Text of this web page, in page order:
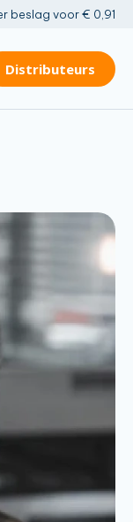
beslag voor € 0,91
Distributeurs